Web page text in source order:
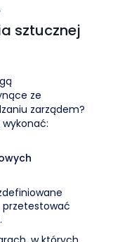
sztucznej
ze
zarządem?
przetestować